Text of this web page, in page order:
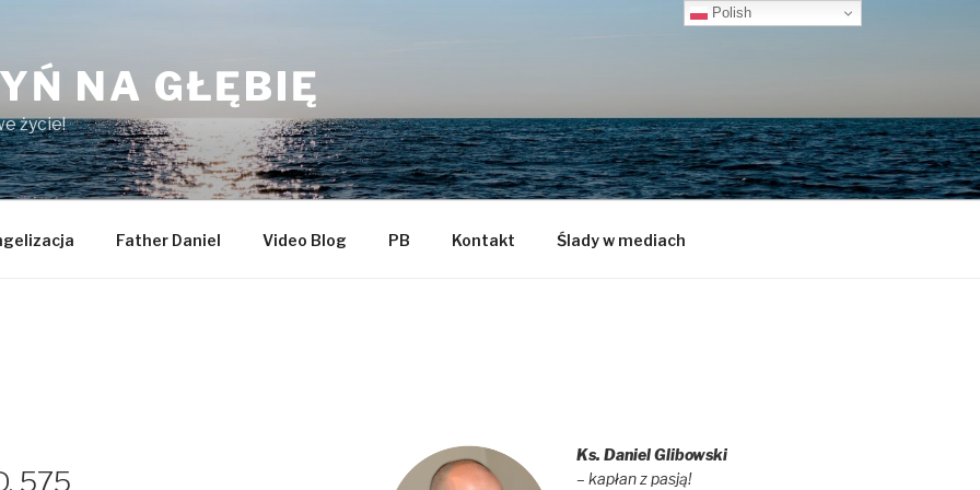
NA GŁĘBIĘ
życie!
Father Daniel Video Blog PB Kontakt Ślady w mediach
575
Ks. Daniel Glibowski
– kapłan z pasją!
Polish